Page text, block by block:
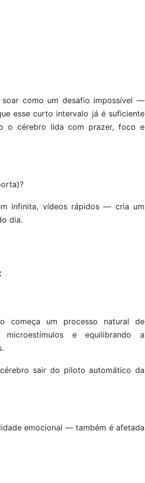
como um desafio impossível —
esse curto intervalo já é suficiente
o cérebro lida com prazer, foco e
infinita, vídeos rápidos — cria um
dia.
começa um processo natural de
microestímulos e equilibrando a
sair do piloto automático da
emocional — também é afetada